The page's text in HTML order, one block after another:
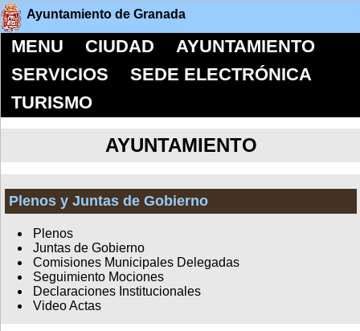
Ayuntamiento de Granada
MENU CIUDAD
AYUNTAMIENTO
SERVICIOS
SEDE ELECTRÓNICA
TURISMO
AYUNTAMIENTO
Plenos y Juntas de Gobierno
Plenos
Juntas de Gobierno
Comisiones Municipales Delegadas
Seguimiento Mociones
Declaraciones Institucionales
Video Actas